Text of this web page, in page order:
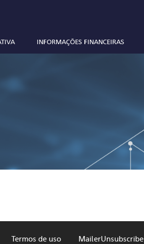
INFORMAÇÕES FINANCEIRAS
Termos de uso MailerUnsubscribe